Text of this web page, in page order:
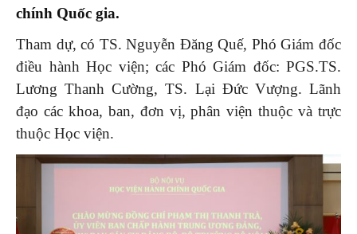
chính Quốc gia.
Tham dự, có TS. Nguyễn Đăng Quế, Phó Giám đốc
điều hành Học viện; các Phó Giám đốc: PGS.TS.
Lương Thanh Cường, TS. Lại Đức Vượng. Lãnh
đạo các khoa, ban, đơn vị, phân viện thuộc và trực
thuộc Học viện.